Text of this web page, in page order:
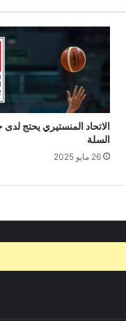
الاتحاد المنستيري يحتج
السلة
26 مايو 2025